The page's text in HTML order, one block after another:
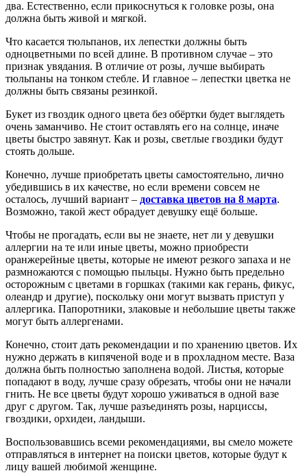
два. Естественно, если прикоснуться к головке розы, она
должна быть живой и мягкой.
Что касается тюльпанов, их лепестки должны быть
одноцветными по всей длине. В противном случае – это
признак увядания. В отличие от розы, лучше выбирать
тюльпаны на тонком стебле. И главное – лепестки цветка не
должны быть связаны резинкой.
Букет из гвоздик одного цвета без обёртки будет выглядеть
очень заманчиво. Не стоит оставлять его на солнце, иначе
цветы быстро завянут. Как и розы, светлые гвоздики будут
стоять дольше.
Конечно, лучше приобретать цветы самостоятельно, лично
убедившись в их качестве, но если времени совсем не
осталось, лучший вариант – доставка цветов на 8 марта.
Возможно, такой жест обрадует девушку ещё больше.
Чтобы не прогадать, если вы не знаете, нет ли у девушки
аллергии на те или иные цветы, можно приобрести
оранжерейные цветы, которые не имеют резкого запаха и не
размножаются с помощью пыльцы. Нужно быть предельно
осторожным с цветами в горшках (такими как герань, фикус,
олеандр и другие), поскольку они могут вызвать приступ у
аллергика. Папоротники, злаковые и небольшие цветы также
могут быть аллергенами.
Конечно, стоит дать рекомендации и по хранению цветов. Их
нужно держать в кипяченой воде и в прохладном месте. Ваза
должна быть полностью заполнена водой. Листья, которые
попадают в воду, лучше сразу обрезать, чтобы они не начали
гнить. Не все цветы будут хорошо уживаться в одной вазе
друг с другом. Так, лучше разъединять розы, нарциссы,
гвоздики, орхидеи, ландыши.
Воспользовавшись всеми рекомендациями, вы смело можете
отправляться в интернет на поиски цветов, которые будут к
лицу вашей любимой женщине.